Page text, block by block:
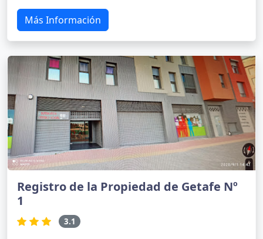
Más Información
Registro de la Propiedad de Getafe Nº
1
3.1